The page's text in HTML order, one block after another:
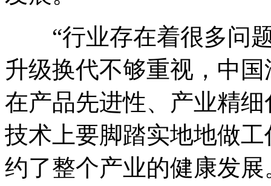
“行业存在着很多问题
升级换代不够重视，中
在产品先进性、产业精
技术上要脚踏实地地做
约了整个产业的健康发